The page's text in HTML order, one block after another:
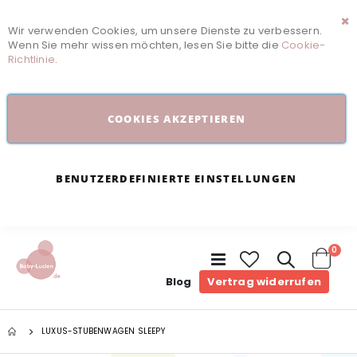
Wir verwenden Cookies, um unsere Dienste zu verbessern.
Wenn Sie mehr wissen möchten, lesen Sie bitte die Cookie-
Richtlinie.
COOKIES AKZEPTIEREN
BENUTZERDEFINIERTE EINSTELLUNGEN
Navigation
umschalten
Blog Vertrag widerrufenCart
0
LUXUS-STUBENWAGEN SLEEPY